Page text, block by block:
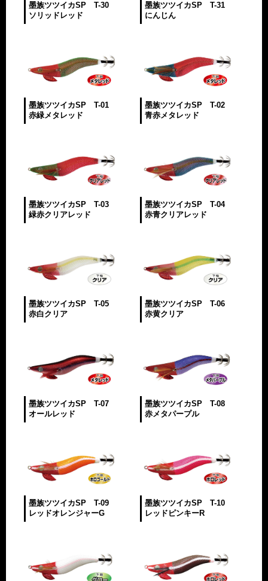
墨族ツツイカSP T-30
ソリッドレッド
墨族ツツイカSP T-31
にんじん
墨族ツツイカSP T-01
赤緑メタレッド
墨族ツツイカSP T-02
青赤メタレッド
墨族ツツイカSP T-03
緑赤クリアレッド
墨族ツツイカSP T-04
赤青クリアレッド
墨族ツツイカSP T-05
赤白クリア
墨族ツツイカSP T-06
赤黄クリア
墨族ツツイカSP T-07
オールレッド
墨族ツツイカSP T-08
赤メタパープル
墨族ツツイカSP T-09
レッドオレンジャーG
墨族ツツイカSP T-10
レッドピンキーR